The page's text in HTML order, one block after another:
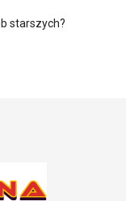
starszych?